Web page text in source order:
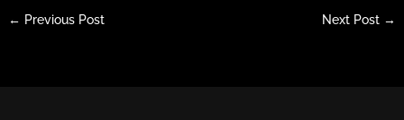
← Previous Post Next Post →